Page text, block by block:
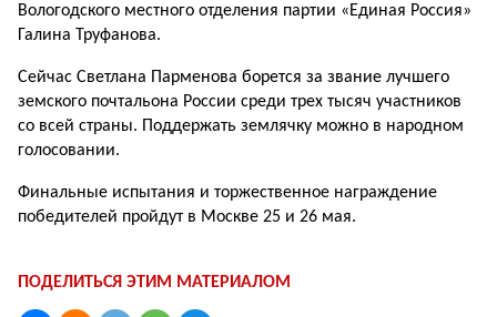
Вологодского местного отделения партии «Единая Россия»
Галина Труфанова.
Сейчас Светлана Парменова борется за звание лучшего
земского почтальона России среди трех тысяч участников
со всей страны. Поддержать землячку можно в народном
голосовании.
Финальные испытания и торжественное награждение
победителей пройдут в Москве 25 и 26 мая.
ПОДЕЛИТЬСЯ ЭТИМ МАТЕРИАЛОМ